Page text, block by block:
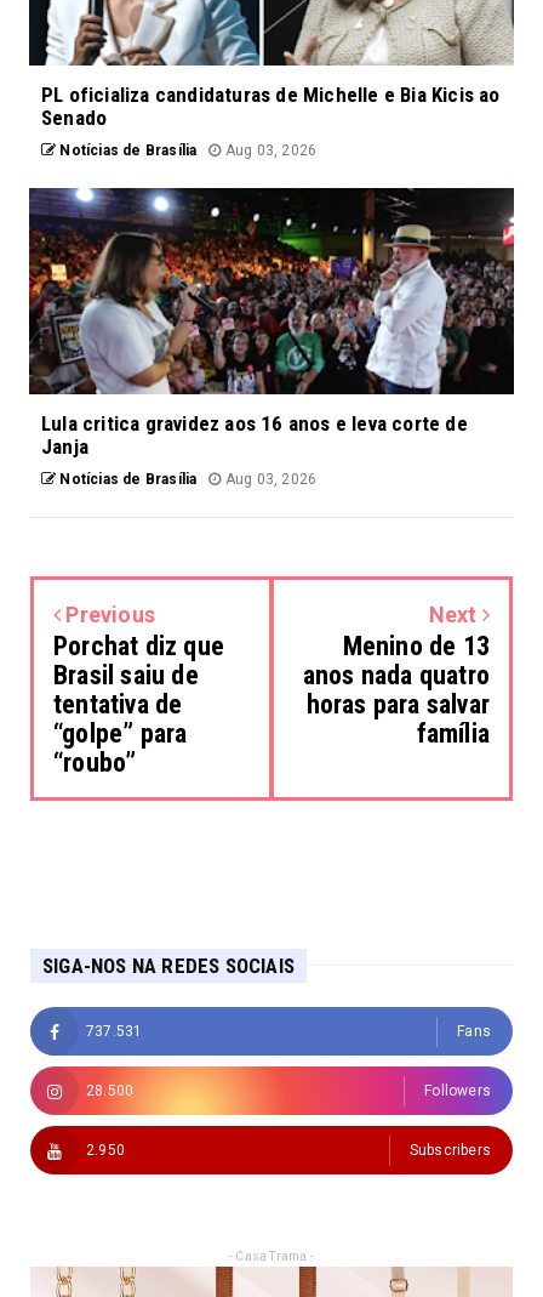
PL oficializa candidaturas de Michelle e Bia Kicis ao
Senado
Notícias de Brasília Aug 03, 2026
Lula critica gravidez aos 16 anos e leva corte de
Janja
Notícias de Brasília Aug 03, 2026
Previous
Porchat diz que
Brasil saiu de
tentativa de
“golpe” para
“roubo”
Next
Menino de 13
anos nada quatro
horas para salvar
família
SIGA-NOS NA REDES SOCIAIS
737.531 Fans
28.500 Followers
2.950 Subscribers
- Casa Trama -